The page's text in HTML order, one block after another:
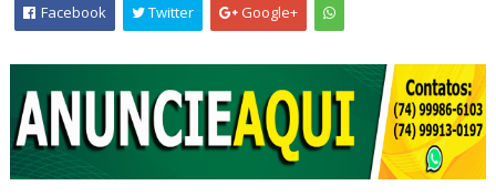
Facebook
Twitter Google+